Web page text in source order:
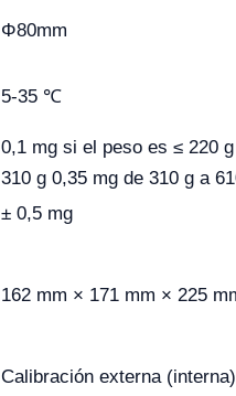
Φ80mm
5-35 ℃
0,1 mg si el peso es ≤ 220
310 g 0,35 mg de 310 g a
± 0,5 mg
162 mm × 171 mm × 225
Calibración externa (interna)